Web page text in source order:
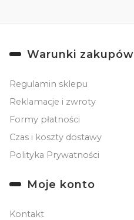
Linki w stopce
Warunki zakupów
Regulamin sklepu
Reklamacje i zwroty
Formy płatności
Czas i koszty dostawy
Polityka Prywatności
Moje konto
Kontakt